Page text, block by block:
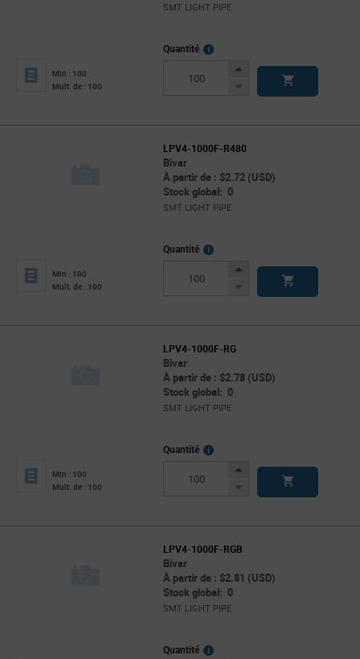
SMT LIGHT PIPE
Min : 100
Mult. de : 100
Quantité
More
Increase
Decrease
LPV4-1000F-R480
Bivar
À partir de : $2.72 (USD)
Stock global: 0
SMT LIGHT PIPE
Min : 100
Mult. de : 100
Quantité
More
Increase
Decrease
LPV4-1000F-RG
Bivar
À partir de : $2.78 (USD)
Stock global: 0
SMT LIGHT PIPE
Min : 100
Mult. de : 100
Quantité
More
Increase
Decrease
LPV4-1000F-RGB
Bivar
À partir de : $2.81 (USD)
Stock global: 0
SMT LIGHT PIPE
Quantité
More